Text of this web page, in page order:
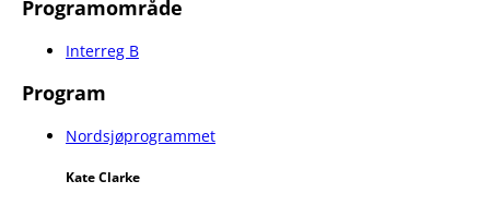
Programområde
Interreg B
Program
Nordsjøprogrammet
Kate Clarke